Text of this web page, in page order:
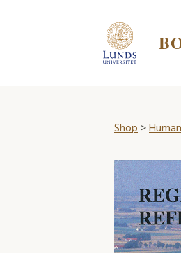
Shop>